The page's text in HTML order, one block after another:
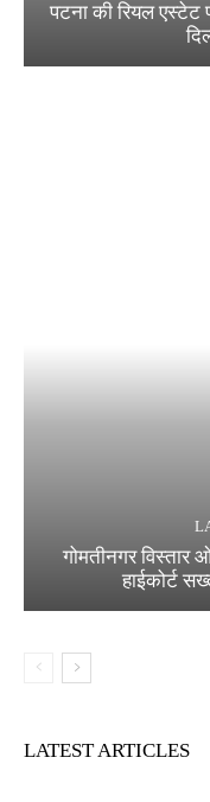
पटना की रियल एस्टेट
गोमतीनगर विस्तार
हाईकोर्ट
LATEST ARTICLES